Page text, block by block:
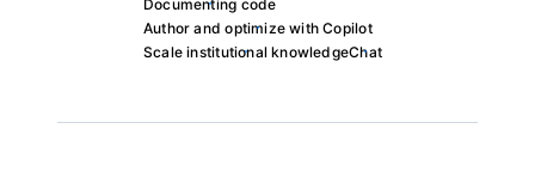
Documenting code
Author and optimize with Copilot
Scale institutional knowledgeChat